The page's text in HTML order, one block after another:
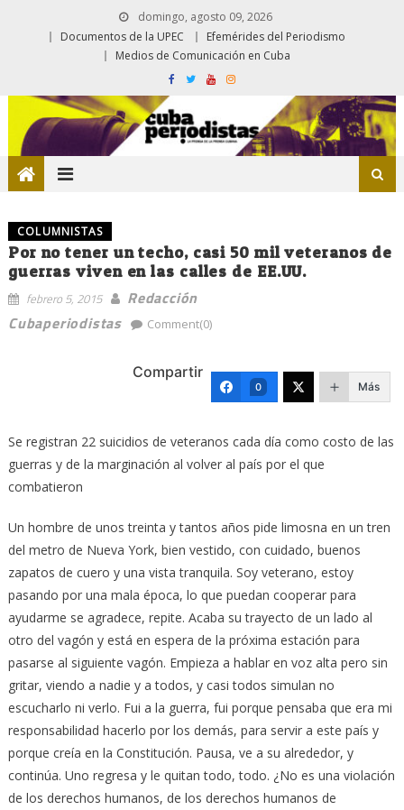
domingo, agosto 09, 2026
Documentos de la UPEC
Efemérides del Periodismo
Medios de Comunicación en Cuba
COLUMNISTAS
Por no tener un techo, casi 50 mil veteranos de
guerras viven en las calles de EE.UU.
febrero 5, 2015
Redacción
Cubaperiodistas
Comment(0)
Compartir
0 Más
Se registran 22 suicidios de veteranos cada día como costo de las
guerras y de la marginación al volver al país por el que
combatieron
Un hombre de unos treinta y tantos años pide limosna en un tren
del metro de Nueva York, bien vestido, con cuidado, buenos
zapatos de cuero y una vista tranquila. Soy veterano, estoy
pasando por una mala época, lo que puedan cooperar para
ayudarme se agradece, repite. Acaba su trayecto de un lado al
otro del vagón y está en espera de la próxima estación para
pasarse al siguiente vagón. Empieza a hablar en voz alta pero sin
gritar, viendo a nadie y a todos, y casi todos simulan no
escucharlo ni verlo. Fui a la guerra, fui porque pensaba que era mi
responsabilidad hacerlo por los demás, para servir a este país y
porque creía en la Constitución. Pausa, ve a su alrededor, y
continúa. Uno regresa y le quitan todo, todo. ¿No es una violación
de los derechos humanos, de los derechos humanos de